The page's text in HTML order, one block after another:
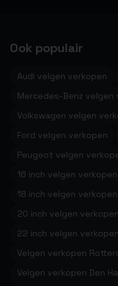
Ook populair
Audi velgen verkopen
Mercedes-Benz velgen
Volkswagen velgen
Ford velgen verkopen
Peugeot velgen
16 inch velgen verkopen
18 inch velgen verkopen
20 inch velgen verkopen
22 inch velgen verkopen
Velgen verkopen
Velgen verkopen Den